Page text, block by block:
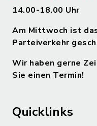
14.00-18.00 Uhr
Am Mittwoch ist
Parteiverkehr
Wir haben gerne
Sie einen Termin!
Quicklinks